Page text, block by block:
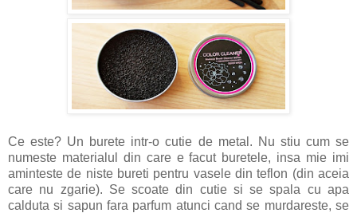
Ce este? Un burete intr-o cutie de metal. Nu stiu cum se
numeste materialul din care e facut buretele, insa mie imi
aminteste de niste bureti pentru vasele din teflon (din aceia
care nu zgarie). Se scoate din cutie si se spala cu apa
calduta si sapun fara parfum atunci cand se murdareste, se